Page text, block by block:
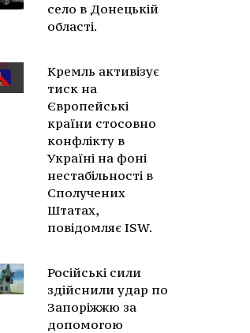
село в Донецькій
області.
Кремль активізує
тиск на
Європейські
країни стосовно
конфлікту в
Україні на фоні
нестабільності в
Сполучених
Штатах,
повідомляє ISW.
Російські сили
здійснили удар по
Запоріжжю за
допомогою